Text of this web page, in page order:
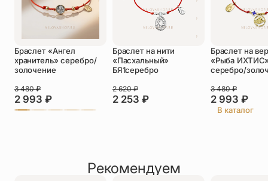
Отзыв*
Прикрепить фото
Браслет «Ангел
хранитель» серебро/
золочение
2 993 ₽
3 480₽
Браслет на нити
«Пасхальный»
БЯ1серебро
2 253 ₽
2 620₽
Браслет на
«Рыба
серебро/
2 993 ₽
3 480₽
В каталог
Рекомендуем